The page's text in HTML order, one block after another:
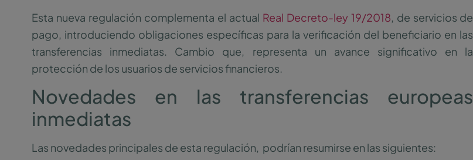
Esta nueva regulación complementa el actual Real Decreto-ley 19/2018 , de servicios de
pago, introduciendo obligaciones específicas para la verificación del beneficiario en las
transferencias inmediatas. Cambio que, representa un avance significativo en la
protección de los usuarios de servicios financieros.
Novedades en las transferencias europeas
inmediatas
Las novedades principales de esta regulación, podrían resumirse en las siguientes: